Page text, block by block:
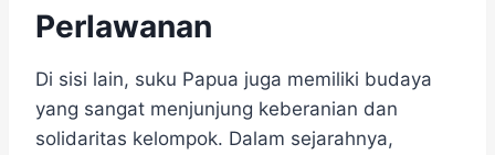
Perlawanan
Di sisi lain, suku Papua juga memiliki budaya
yang sangat menjunjung keberanian dan
solidaritas kelompok. Dalam sejarahnya,